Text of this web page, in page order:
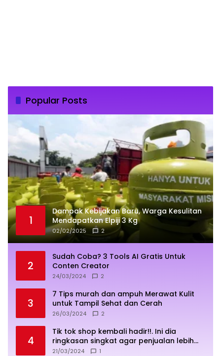
Popular Posts
1
Dampak Kebijakan Baru, Warga Kesulitan
Mendapatkan Elpiji 3 Kg
02/02/2025 2
2
Sudah Coba? 3 Tools AI Gratis Untuk
Conten Creator
24/03/2024 2
3
7 Tips murah dan ampuh Merawat Kulit
untuk Tampil Sehat dan Cerah
26/03/2024 2
4
Tik tok shop kembali hadir!!. Ini dia
ringkasan singkat agar penjualan lebih
sukses
21/03/2024 1